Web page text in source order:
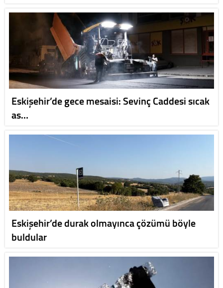
Eskişehir’de gece mesaisi: Sevinç Caddesi sıcak
as…
Eskişehir’de durak olmayınca çözümü böyle
buldular